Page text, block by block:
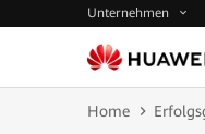
Unternehmen
Home